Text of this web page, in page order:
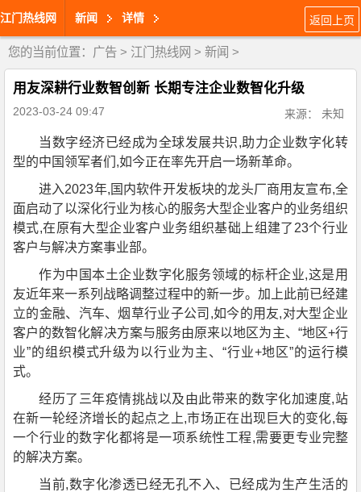
江门热线网 新闻 详情 返回上页
您的当前位置： 广告 > 江门热线网 > 新闻 >
用友深耕行业数智创新 长期专注企业数智化升级
2023-03-24 09:47 来源： 未知
当数字经济已经成为全球发展共识,助力企业数字化转
型的中国领军者们,如今正在率先开启一场新革命。
进入2023年,国内软件开发板块的龙头厂商用友宣布,全
面启动了以深化行业为核心的服务大型企业客户的业务组织
模式,在原有大型企业客户业务组织基础上组建了23个行业
客户与解决方案事业部。
作为中国本土企业数字化服务领域的标杆企业,这是用
友近年来一系列战略调整过程中的新一步。加上此前已经建
立的金融、汽车、烟草行业子公司,如今的用友,对大型企业
客户的数智化解决方案与服务由原来以地区为主、“地区+行
业”的组织模式升级为以行业为主、“行业+地区”的运行模
式。
经历了三年疫情挑战以及由此带来的数字化加速度,站
在新一轮经济增长的起点之上,市场正在出现巨大的变化,每
一个行业的数字化都将是一项系统性工程,需要更专业完整
的解决方案。
当前,数字化渗透已经无孔不入、已经成为生产生活的